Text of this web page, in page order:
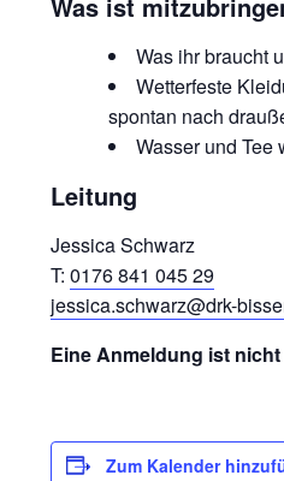
Was ihr braucht
Wetterfeste
spontan nach
Wasser und Tee
Leitung
Jessica Schwarz
T:0176 841 045 29
jessica.schwarz@drk-
Eine Anmeldung ist
Zum Kalender